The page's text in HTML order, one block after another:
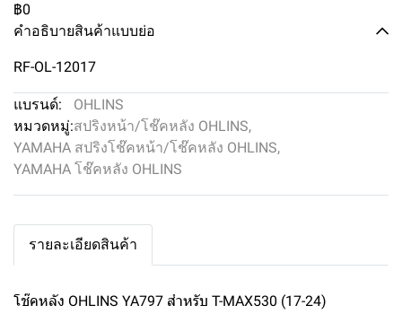
฿0
คำอธิบายสินค้าแบบย่อ
RF-OL-12017
แบรนด์:
OHLINS
หมวดหมู่:สปริงหน้า/โช๊คหลัง OHLINS,
YAMAHA สปริงโช๊คหน้า/โช๊คหลัง OHLINS,
YAMAHA โช๊คหลัง OHLINS
รายละเอียดสินค้า
โช๊คหลัง OHLINS YA797 สำหรับ T-MAX530 (17-24)